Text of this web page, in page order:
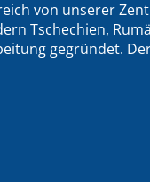
von unserer
Tschechien,
gegründet.